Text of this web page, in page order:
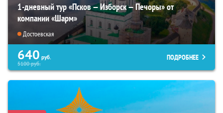
1-дневный тур «Псков — Изборск — Печоры» от
компании «Шарм»
Достоевская
640 руб.
5100руб.
ПОДРОБНЕЕ